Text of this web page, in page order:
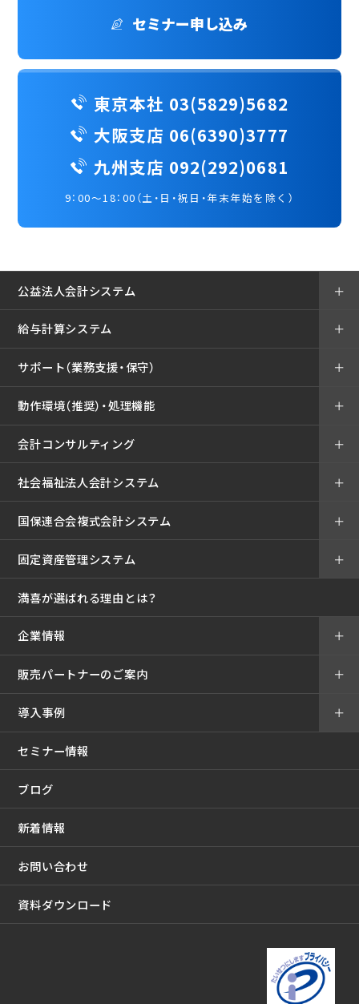
セミナー申し込み
東京本社 03(5829)5682
大阪支店 06(6390)3777
九州支店 092(292)0681
9：00～18：00（土・日・祝日・年末年始を除く）
公益法人会計システム ＋
給与計算システム ＋
サポート（業務支援・保守） ＋
動作環境（推奨）・処理機能 ＋
会計コンサルティング ＋
社会福祉法人会計システム ＋
国保連合会複式会計システム ＋
固定資産管理システム ＋
満喜が選ばれる理由とは？
企業情報 ＋
販売パートナーのご案内 ＋
導入事例
セミナー情報
＋
ブログ
新着情報
お問い合わせ
資料ダウンロード